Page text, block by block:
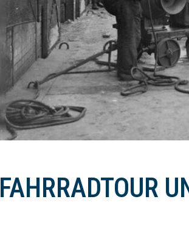
FAHRRADTOUR